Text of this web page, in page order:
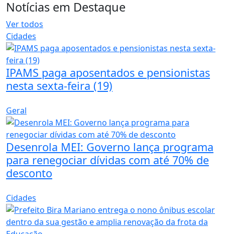
Notícias em Destaque
Ver todos
Cidades
IPAMS paga aposentados e pensionistas
nesta sexta-feira (19)
Geral
Desenrola MEI: Governo lança programa
para renegociar dívidas com até 70% de
desconto
Cidades